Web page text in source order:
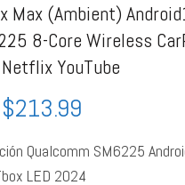
Max (Ambient)
8-Core Wireless
YouTube
$213.99
Qualcomm SM6225
LED 2024